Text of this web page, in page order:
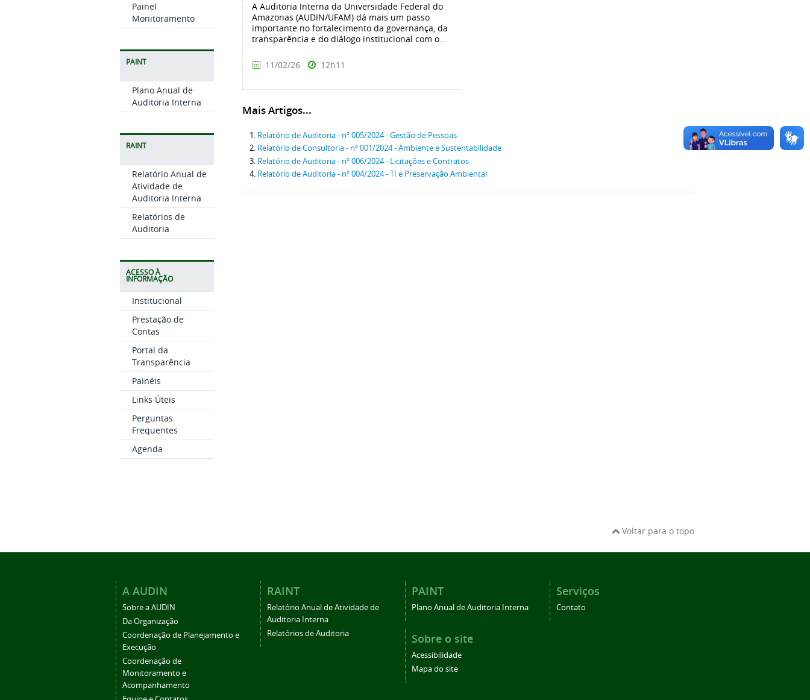
Painel
Monitoramento
PAINT
Plano Anual de
Auditoria Interna
RAINT
Relatório Anual de
Atividade de
Auditoria Interna
Relatórios de
Auditoria
ACESSO À
INFORMAÇÃO
Institucional
Prestação de
Contas
Portal da
Transparência
Painéis
Links Úteis
Perguntas
Frequentes
Agenda
A Auditoria Interna da Universidade Federal do
Amazonas (AUDIN/UFAM) dá mais um passo
importante no fortalecimento da governança, da
transparência e do diálogo institucional com o...
11/02/26 12h11
Mais Artigos...
Relatório de Auditoria - nº 005/2024 - Gestão de Pessoas
Relatório de Consultoria - nº 001/2024 - Ambiente e Sustentabilidade
Relatório de Auditoria - nº 006/2024 - Licitações e Contratos
Relatório de Auditoria - nº 004/2024 - TI e Preservação Ambiental
Voltar para o topo
A AUDIN
Sobre a AUDIN
Da Organização
Coordenação de Planejamento e
Execução
Coordenação de
Monitoramento e
Acompanhamento
RAINT
Relatório Anual de Atividade de
Auditoria Interna
Relatórios de Auditoria
PAINT
Plano Anual de Auditoria Interna
Serviços
Contato
Sobre o site
Acessibilidade
Mapa do site